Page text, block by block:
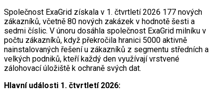
Společnost ExaGrid získala v 1. čtvrtletí 2026 177 nových
zákazníků, včetně 80 nových zakázek v hodnotě šesti a
sedmi číslic. V únoru dosáhla společnost ExaGrid milníku v
počtu zákazníků, když překročila hranici 5000 aktivně
nainstalovaných řešení u zákazníků z segmentu středních a
velkých podniků, kteří každý den využívají vrstvené
zálohovací úložiště k ochraně svých dat.
Hlavní události 1. čtvrtletí 2026: